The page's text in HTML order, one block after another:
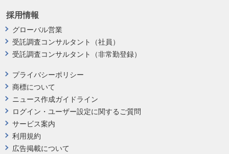
プライバシーポリシー
商標について
ニュース作成ガイドライン
ログイン・ユーザー設定に関するご質問
サービス案内
利用規約
広告掲載について
採用情報
グローバル営業
受託調査コンサルタント（社員）
受託調査コンサルタント（非常勤登録）